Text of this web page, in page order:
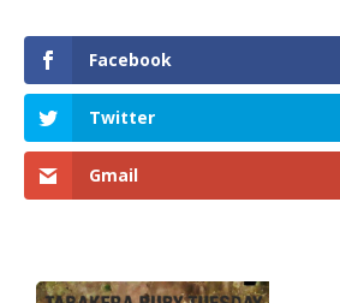
Facebook
Twitter
Gmail